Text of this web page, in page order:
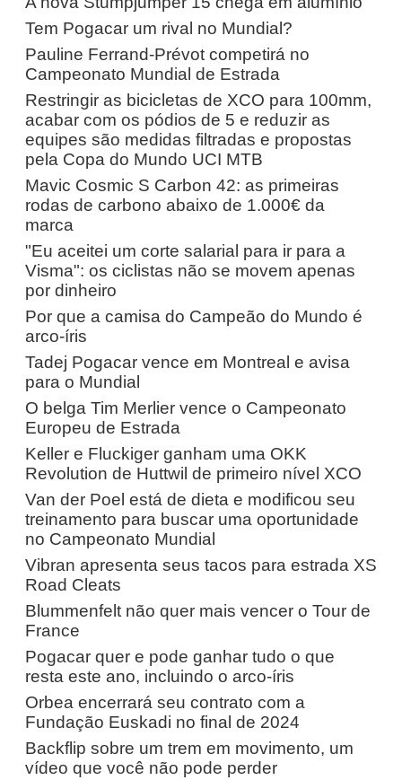
Tem Pogacar um rival no Mundial?
Pauline Ferrand-Prévot competirá no
Campeonato Mundial de Estrada
Restringir as bicicletas de XCO para 100mm,
acabar com os pódios de 5 e reduzir as
equipes são medidas filtradas e propostas
pela Copa do Mundo UCI MTB
Mavic Cosmic S Carbon 42: as primeiras
rodas de carbono abaixo de 1.000€ da
marca
"Eu aceitei um corte salarial para ir para a
Visma": os ciclistas não se movem apenas
por dinheiro
Por que a camisa do Campeão do Mundo é
arco-íris
Tadej Pogacar vence em Montreal e avisa
para o Mundial
O belga Tim Merlier vence o Campeonato
Europeu de Estrada
Keller e Fluckiger ganham uma OKK
Revolution de Huttwil de primeiro nível XCO
Van der Poel está de dieta e modificou seu
treinamento para buscar uma oportunidade
no Campeonato Mundial
Vibran apresenta seus tacos para estrada XS
Road Cleats
Blummenfelt não quer mais vencer o Tour de
France
Pogacar quer e pode ganhar tudo o que
resta este ano, incluindo o arco-íris
Orbea encerrará seu contrato com a
Fundação Euskadi no final de 2024
Backflip sobre um trem em movimento, um
vídeo que você não pode perder